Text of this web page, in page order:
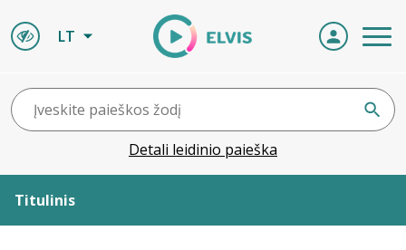
LT
Detali leidinio paieška
Titulinis